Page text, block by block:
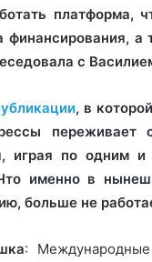
платформа,
финансирования, а
с
, в
играя по
именно в
больше не
: Международные